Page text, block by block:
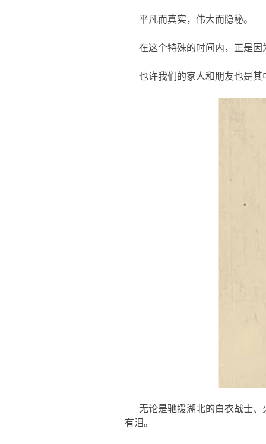
平凡而真实，伟大而隐秘。
在这个特殊的时间内，正是
也许我们的家人和朋友也是其
无论是驰援湖北的白衣战士
有泪。